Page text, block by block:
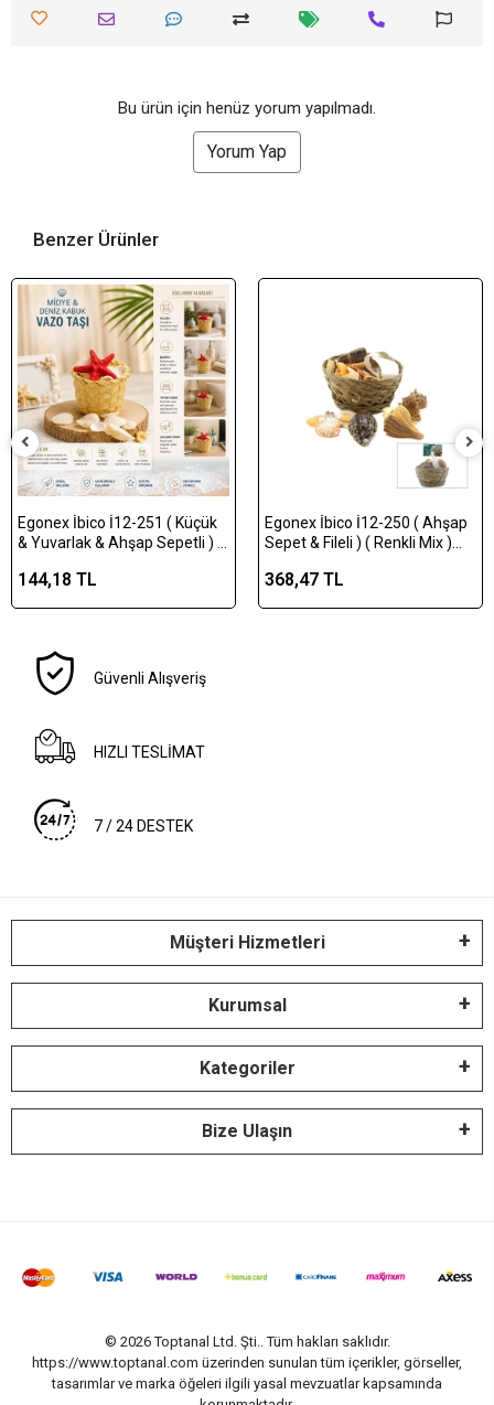
Bu ürün için henüz yorum yapılmadı.
Yorum Yap
Benzer Ürünler
Egonex İbico İ12-251 ( Küçük
& Yuvarlak & Ahşap Sepetli ) (
Kabuk Vazo Taşı*105
144,18 TL
Egonex İbico İ12-250 ( Ahşap
Sepet & Fileli ) ( Renkli Mix )
Taşı*24
368,47 TL
Güvenli Alışveriş
HIZLI TESLİMAT
7 / 24 DESTEK
Müşteri Hizmetleri
Kurumsal
Kategoriler
Bize Ulaşın
© 2026 Toptanal Ltd. Şti.. Tüm hakları saklıdır.
https://www.toptanal.com üzerinden sunulan tüm içerikler, görseller,
tasarımlar ve marka öğeleri ilgili yasal mevzuatlar kapsamında